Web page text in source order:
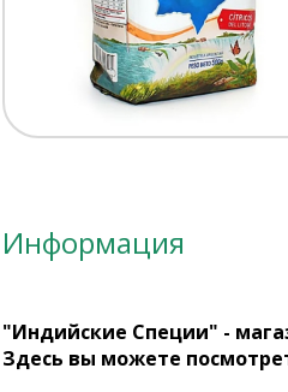
Информация
"Индийские Специи" -
Здесь вы можете